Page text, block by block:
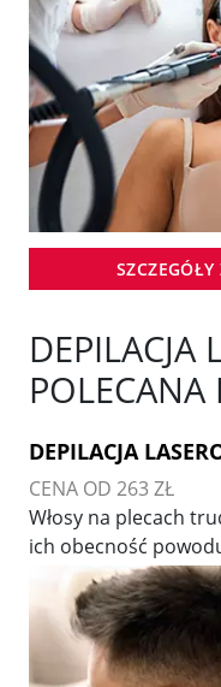
DEPILACJA
POLECANA
DEPILACJA
CENA OD 263 ZŁ
Włosy na plecach
ich obecność